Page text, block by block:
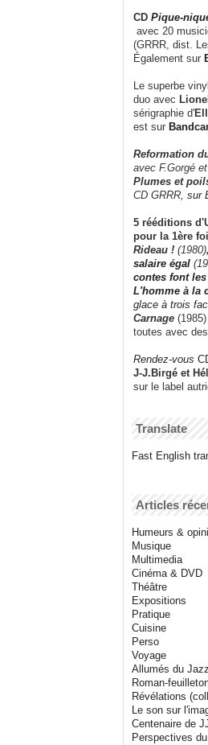
CD Pique-
avec 20
(GRRR, dist.
Également sur
Le superbe
duo avec
sérigraphie d'
est sur
Reformation
avec F.Gorgé
Plumes et
CD GRRR, sur
5 rééditions
pour la 1ère
Rideau ! (1980),
salaire égal
contes font
L'homme à la
glace à trois
Carnage
toutes avec
Rendez-vous
J-J.Birgé et
sur le label
Translate
Fast English
Articles
Humeurs &
Musique
Multimedia
Cinéma & DVD
Théâtre
Expositions
Pratique
Cuisine
Perso
Voyage
Allumés du Jazz
Roman-
Révélations
Le son sur
Centenaire de
Perspectives